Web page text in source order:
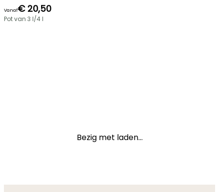
Vanaf€ 20,50
Pot van 3 l/4 l
Bezig met laden...